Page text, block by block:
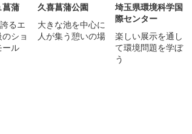
菖蒲
るエ
ショ
ール
久喜菖蒲公園
大きな池を中心に
人が集う憩いの場
埼玉県環境科学国
際センター
楽しい展示を通し
て環境問題を学ぼ
う